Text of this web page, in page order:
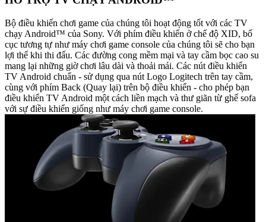
Bộ điều khiển chơi game của chúng tôi hoạt động tốt với các TV
chạy Android™ của Sony. Với phím điều khiển ở chế độ XID, bố
cục tương tự như máy chơi game console của chúng tôi sẽ cho bạn
lợi thế khi thi đấu. Các đường cong mềm mại và tay cầm bọc cao su
mang lại những giờ chơi lâu dài và thoải mái. Các nút điều khiển
TV Android chuẩn - sử dụng qua nút Logo Logitech trên tay cầm,
cùng với phím Back (Quay lại) trên bộ điều khiển - cho phép bạn
điều khiển TV Android một cách liền mạch và thư giãn từ ghế sofa
với sự điều khiển giống như máy chơi game console.